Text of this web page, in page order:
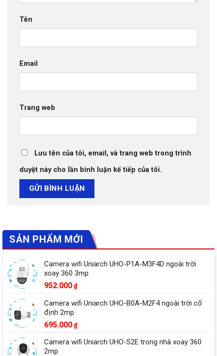
Tên
Email
Trang web
Lưu tên của tôi, email, và trang web trong trình
duyệt này cho lần bình luận kế tiếp của tôi.
SẢN PHẨM MỚI
Camera wifi Uniarch UHO-P1A-M3F4D ngoài trời
xoay 360 3mp
952.000 ₫
Camera wifi Uniarch UHO-B0A-M2F4 ngoài trời cố
định 2mp
695.000 ₫
Camera wifi Uniarch UHO-S2E trong nhà xoay 360
2mp